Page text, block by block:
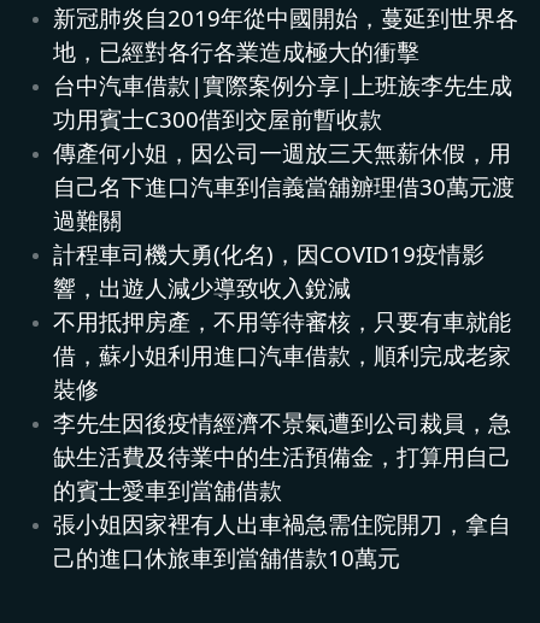
新冠肺炎自2019年從中國開始，蔓延到世界各
地，已經對各行各業造成極大的衝擊
台中汽車借款|實際案例分享|上班族李先生成
功用賓士C300借到交屋前暫收款
傳產何小姐，因公司一週放三天無薪休假，用
自己名下進口汽車到信義當舖辧理借30萬元渡
過難關
計程車司機大勇(化名)，因COVID19疫情影
響，出遊人減少導致收入銳減
不用抵押房產，不用等待審核，只要有車就能
借，蘇小姐利用進口汽車借款，順利完成老家
裝修
李先生因後疫情經濟不景氣遭到公司裁員，急
缺生活費及待業中的生活預備金，打算用自己
的賓士愛車到當舖借款
張小姐因家裡有人出車禍急需住院開刀，拿自
己的進口休旅車到當舖借款10萬元